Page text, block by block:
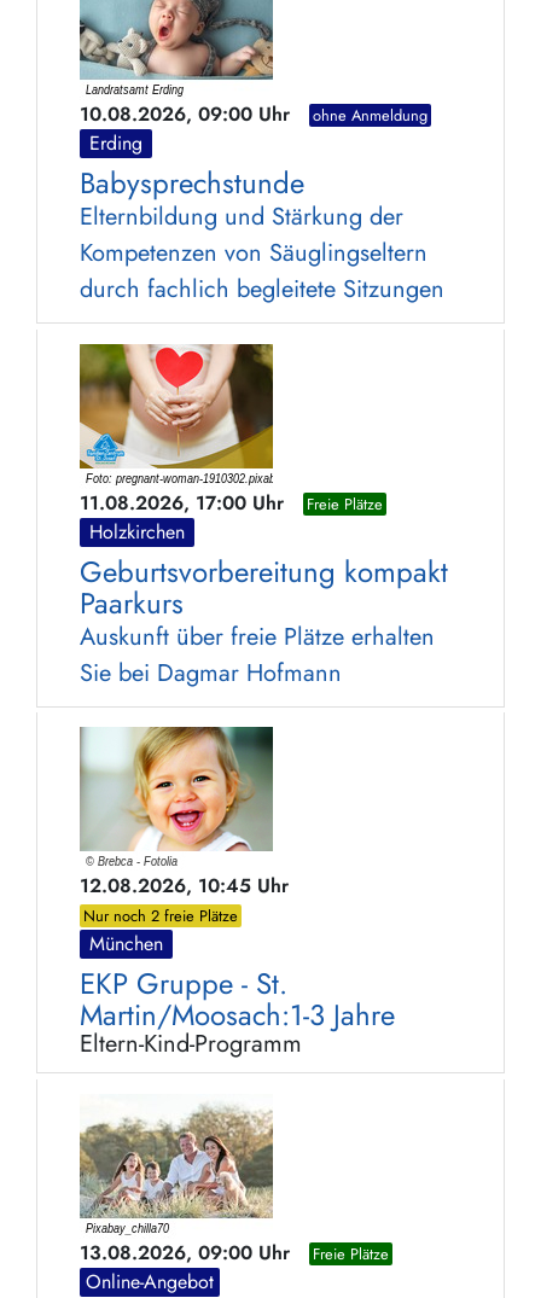
10.08.2026, 09:00 Uhr ohne Anmeldung
Erding
Babysprechstunde
Elternbildung und Stärkung der
Kompetenzen von Säuglingseltern
durch fachlich begleitete Sitzungen
11.08.2026, 17:00 Uhr Freie Plätze
Holzkirchen
Geburtsvorbereitung kompakt
Paarkurs
Auskunft über freie Plätze erhalten
Sie bei Dagmar Hofmann
12.08.2026, 10:45 Uhr
Nur noch 2 freie Plätze
München
EKP Gruppe - St.
Martin/Moosach:1-3 Jahre
Eltern-Kind-Programm
13.08.2026, 09:00 Uhr Freie Plätze
Online-Angebot